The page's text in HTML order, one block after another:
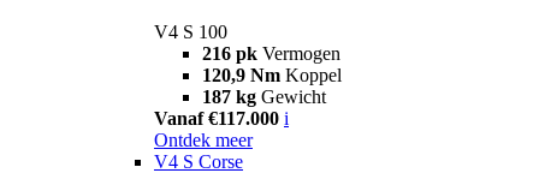
V4 S 100
216 pk Vermogen
120,9 Nm Koppel
187 kg Gewicht
Vanaf €117.000 i
Ontdek meer
V4 S Corse